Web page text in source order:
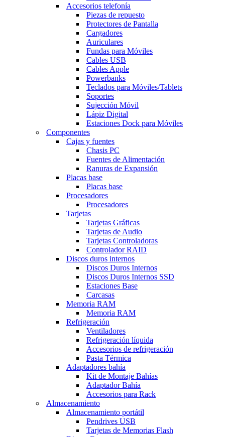
Accesorios telefonía
Piezas de repuesto
Protectores de Pantalla
Cargadores
Auriculares
Fundas para Móviles
Cables USB
Cables Apple
Powerbanks
Teclados para Móviles/Tablets
Soportes
Sujección Móvil
Lápiz Digital
Estaciones Dock para Móviles
Componentes
Cajas y fuentes
Chasis PC
Fuentes de Alimentación
Ranuras de Expansión
Placas base
Placas base
Procesadores
Procesadores
Tarjetas
Tarjetas Gráficas
Tarjetas de Audio
Tarjetas Controladoras
Controlador RAID
Discos duros internos
Discos Duros Internos
Discos Duros Internos SSD
Estaciones Base
Carcasas
Memoria RAM
Memoria RAM
Refrigeración
Ventiladores
Refrigeración líquida
Accesorios de refrigeración
Pasta Térmica
Adaptadores bahía
Kit de Montaje Bahías
Adaptador Bahía
Accesorios para Rack
Almacenamiento
Almacenamiento portátil
Pendrives USB
Tarjetas de Memorias Flash